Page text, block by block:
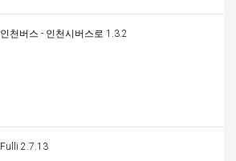
인천버스 - 인천시버스로 1.3.2
Fulli 2.7.13